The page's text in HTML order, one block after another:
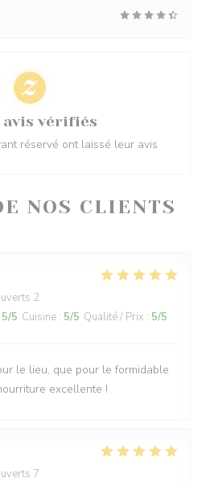
NOS CLIENTS
2
5/5 Cuisine : 5/5 Qualité / Prix : 5/5
le lieu, que pour le formidable
excellente !
7
avis vérifiés
réservé ont laissé leur avis